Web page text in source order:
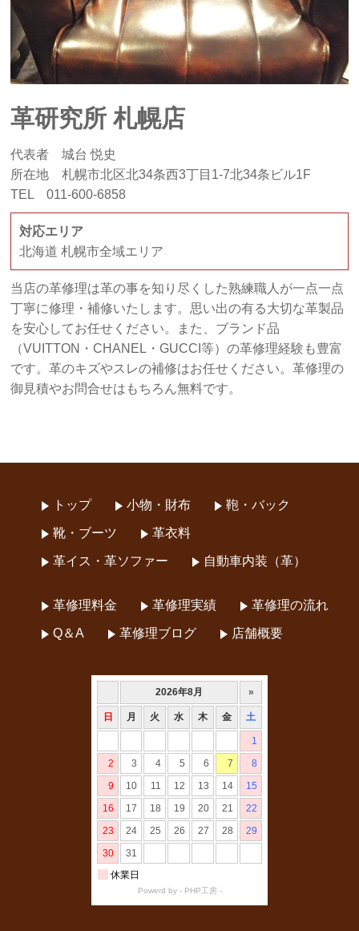
革研究所 札幌店
代表者 城台 悦史
所在地 札幌市北区北34条西3丁目1-7北34条ビル1F
TEL 011-600-6858
対応エリア
北海道 札幌市全域エリア
当店の革修理は革の事を知り尽くした熟練職人が一点一点
丁寧に修理・補修いたします。思い出の有る大切な革製品
を安心してお任せください。また、ブランド品
（VUITTON・CHANEL・GUCCI等）の革修理経験も豊富
です。革のキズやスレの補修はお任せください。革修理の
御見積やお問合せはもちろん無料です。
トップ 小物・財布 鞄・バック
靴・ブーツ 革衣料
革イス・革ソファー 自動車内装（革）
革修理料金 革修理実績 革修理の流れ
Q＆A 革修理ブログ 店舗概要